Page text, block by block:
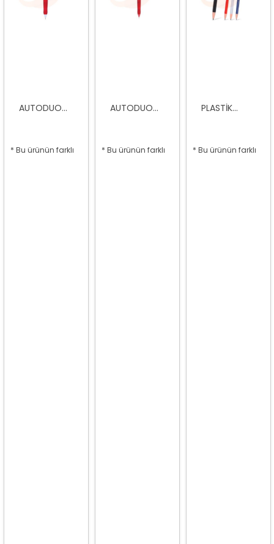
AUTODUO...
* Bu ürünün farklı
AUTODUO...
* Bu ürünün farklı
PLASTIK...
* Bu ürünün farklı